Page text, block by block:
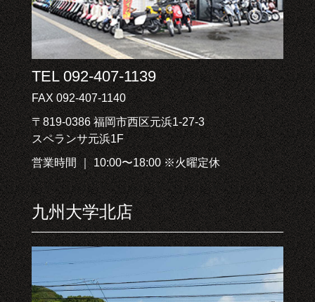
TEL 092-407-1139
FAX 092-407-1140
〒819-0386 福岡市西区元浜1-27-3
スペランサ元浜1F
営業時間 ｜ 10:00〜18:00 ※火曜定休
九州大学北店